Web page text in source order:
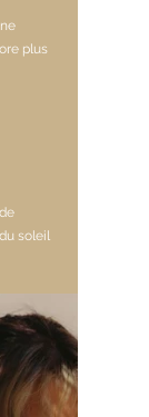
plus
soleil